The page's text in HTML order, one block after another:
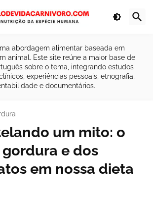
abordagem alimentar baseada em
animal. Este site reúne a maior base de
sobre o tema, integrando estudos
experiências pessoais, etnografia,
e documentários.
um mito: o
e dos
em nossa dieta